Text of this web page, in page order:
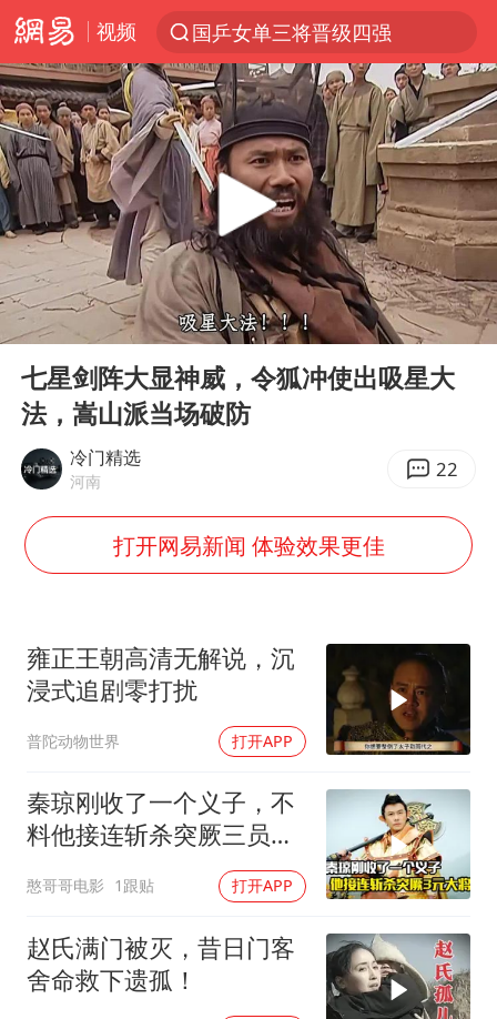
视频
国乒女单三将晋级四强
光影经济撬动暑期消费新蓝海
陈思诚零点晒照为佟丽娅庆生
马克·艾伦退出斯诺克中国公开赛
郑丽文：台湾从来没有“独立”过
新疆优化调整景区内自驾服务费
情侣平潭拍日出坠崖1死1伤
酒店花洒现排泄物住客索赔遭拒
杭州全市有序停课
几元成本的AI广告导致千万市值蒸发
茅台部分直营店飞天茅台提价
白海豚将正面袭击贯穿浙江
酒店回应车内过夜被收150元
乐享全民健身 共筑健康中国
Play
00:00 04:05
七星剑阵大显神威，令狐冲使出吸星大
法，嵩山派当场破防
冷门精选
河南 22
打开网易新闻 体验效果更佳
雍正王朝高清无解说，沉
浸式追剧零打扰
普陀动物世界 打开APP
秦琼刚收了一个义子，不
料他接连斩杀突厥三员大
憨哥哥电影 1跟贴 打开APP
赵氏满门被灭，昔日门客
舍命救下遗孤！